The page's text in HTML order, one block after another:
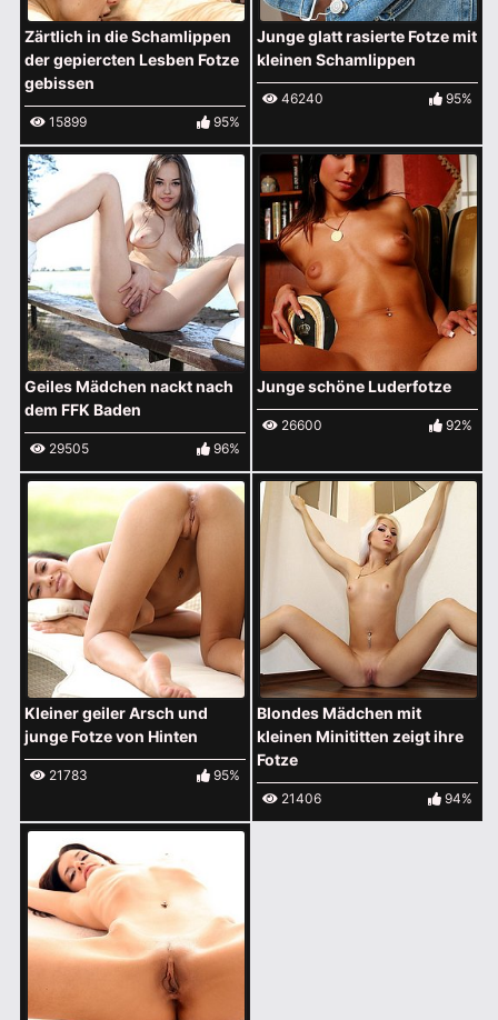
Zärtlich in die Schamlippen
der gepiercten Lesben Fotze
gebissen
15899 95%
Junge glatt rasierte Fotze mit
kleinen Schamlippen
46240 95%
Geiles Mädchen nackt nach
dem FFK Baden
29505 96%
Junge schöne Luderfotze
26600 92%
Kleiner geiler Arsch und
junge Fotze von Hinten
21783 95%
Blondes Mädchen mit
kleinen Minititten zeigt ihre
Fotze
21406 94%